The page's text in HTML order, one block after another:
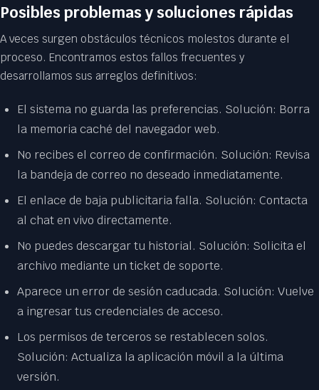
Posibles problemas y soluciones rápidas
A veces surgen obstáculos técnicos molestos durante el
proceso. Encontramos estos fallos frecuentes y
desarrollamos sus arreglos definitivos:
El sistema no guarda las preferencias. Solución: Borra
la memoria caché del navegador web.
No recibes el correo de confirmación. Solución: Revisa
la bandeja de correo no deseado inmediatamente.
El enlace de baja publicitaria falla. Solución: Contacta
al chat en vivo directamente.
No puedes descargar tu historial. Solución: Solicita el
archivo mediante un ticket de soporte.
Aparece un error de sesión caducada. Solución: Vuelve
a ingresar tus credenciales de acceso.
Los permisos de terceros se restablecen solos.
Solución: Actualiza la aplicación móvil a la última
versión.